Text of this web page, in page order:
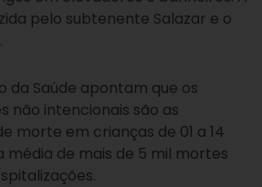
pelo subtenente Salazar e o
da Saúde apontam que os
não intencionais são as
morte em crianças de 01 a 14
média de mais de 5 mil mortes